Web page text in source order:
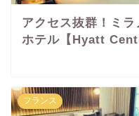
アクセス抜群！ミ
ホテル【Hyatt
フランス